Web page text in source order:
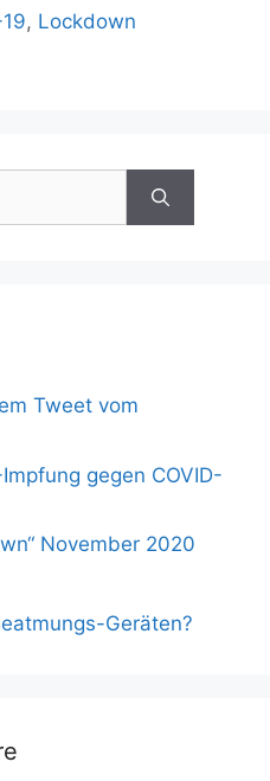
, Lockdown
Tweet vom
gegen COVID-
November 2020
Geräten?